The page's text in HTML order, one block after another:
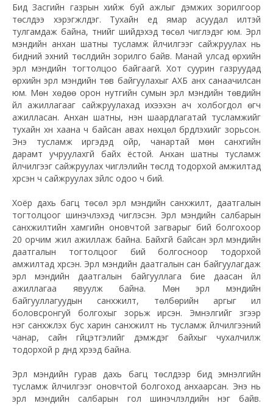
Бид Засгийн газрын хийж буй ажлыг дэмжих зорилгоор
төслүүдээ хэрэгжүүлдэг. Тухайн үед ямар асуудал илүүтэй
тулгамдаж байна, түүнийг шийдэхэд төсөл чиглэдэг юм. Эрүүл
мэндийн анхан шатны тусламж үйлчилгээг сайжруулах нь
бидний эхний төслүүдийн зорилго байв. Манай улсад өрхийн
эрүүл мэндийн тогтолцоо байгаагүй. Хот суурин газруудад
өрхийн эрүүл мэндийн төв байгуулахыг АХБ анх санаачилсан
юм. Мөн хөдөө орон нутгийн сумын эрүүл мэндийн төвүүдийн
үйл ажиллагааг сайжруулахад ихээхэн ач холбогдол өгч
ажилласан. Анхан шатны, нэн шаардлагатай тусламжийг
тухайн хүн хаана ч байсан авах нөхцөл бүрдүүлэхийг зорьсон.
Энэ тусламж иргэдэд ойр, чанартай мөн санхүүгийн
дарамт учруулахгүй байх ёстой. Анхан шатны тусламж
үйлчилгээг сайжруулах чиглэлийн төслүүд тодорхой амжилтад
хүрсэн ч сайжруулах зүйлс одоо ч бий.
Хоёр дахь багц төсөл эрүүл мэндийн санхүүжилт, даатгалын
тогтолцоог шинэчлэхэд чиглэсэн. Эрүүл мэндийн салбарын
санхүүжилтийн хамгийн оновчтой загварыг бий болгохоор
20 орчим жил ажиллаж байна. Байхгүй байсан эрүүл мэндийн
даатгалын тогтолцоог бий болгосноор тодорхой
амжилтад хүрсэн. Эрүүл мэндийн даатгалын сан байгуулагдаж
эрүүл мэндийн даатгалын байгууллага бие даасан үйл
ажиллагаа явуулж байна. Мөн эрүүл мэндийн
байгууллагуудын санхүүжилт, төлбөрийн аргыг илүү
боловсронгуй болгохыг зорьж ирсэн. Эмнэлгийг зүгээр
нэг санхүүжүүлэх бус харин санхүүжилт нь тусламж үйлчилгээний
чанар, сайн гүйцэтгэлийг дэмждэг байхыг чухалчилж
тодорхой үр дүнд хүрээд байна.
Эрүүл мэндийн гурав дахь багц төслүүдээр бид эмнэлгийн
тусламж үйлчилгээг оновчтой болгоход анхаарсан. Энэ нь
эрүүл мэндийн салбарын гол шинэчлэлүүдийн нэг байв.